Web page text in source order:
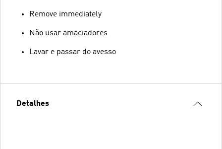
Remove immediately
Não usar amaciadores
Lavar e passar do avesso
Detalhes